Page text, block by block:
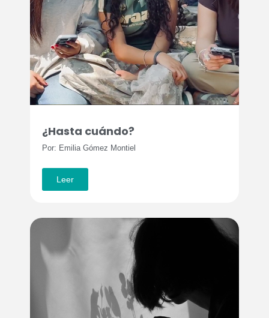
¿Hasta cuándo?
Por: Emilia Gómez Montiel
Leer